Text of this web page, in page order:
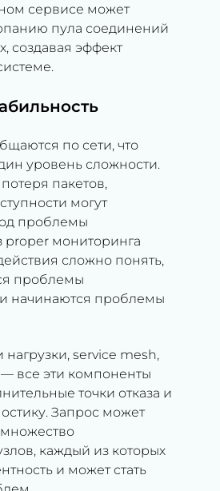
сервисе может
пула соединений
создавая эффект
по сети, что
уровень сложности.
пакетов,
могут
проблемы
мониторинга
сложно понять,
проблемы
начинаются проблемы
service mesh,
все эти компоненты
точки отказа и
Запрос может
каждый из которых
и может стать